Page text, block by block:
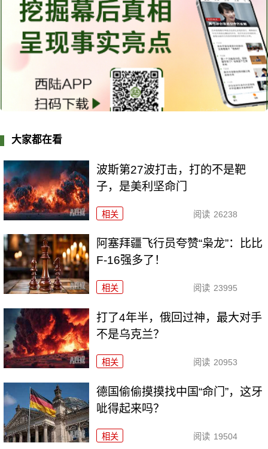
大家都在看
波斯第27波打击，打的不是靶
子，是美利坚命门
相关 阅读 26238
阿塞拜疆飞行员夸赞“枭龙”：比比
F-16强多了！
相关 阅读 23995
打了4年半，俄回过神，最大对手
不是乌克兰？
相关 阅读 20953
德国偷偷摸摸找中国“命门”，这牙
呲得起来吗？
相关 阅读 19504